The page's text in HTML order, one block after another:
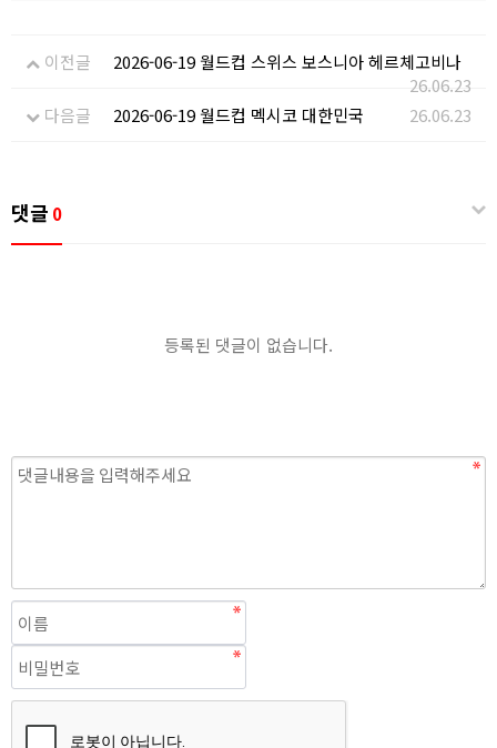
이전글
2026-06-19 월드컵 스위스 보스니아 헤르체고비나
26.06.23
다음글
2026-06-19 월드컵 멕시코 대한민국 26.06.23
댓글 0
등록된 댓글이 없습니다.